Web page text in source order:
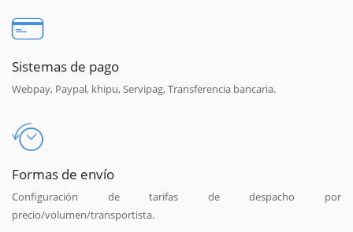
Sistemas de pago
Webpay, Paypal, khipu, Servipag, Transferencia bancaria.
Formas de envío
Configuración de tarifas de despacho por
precio/volumen/transportista.